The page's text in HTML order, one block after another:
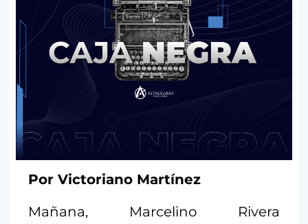
Por Victoriano Martínez
Mañana, Marcelino Rivera